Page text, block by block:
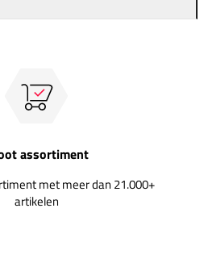
assortiment
met meer dan 21.000+
artikelen